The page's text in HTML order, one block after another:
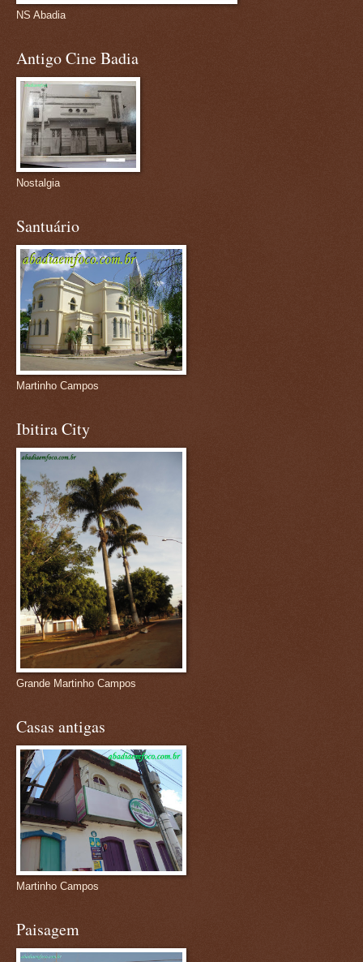
NS Abadia
Antigo Cine Badia
Nostalgia
Santuário
Martinho Campos
Ibitira City
Grande Martinho Campos
Casas antigas
Martinho Campos
Paisagem